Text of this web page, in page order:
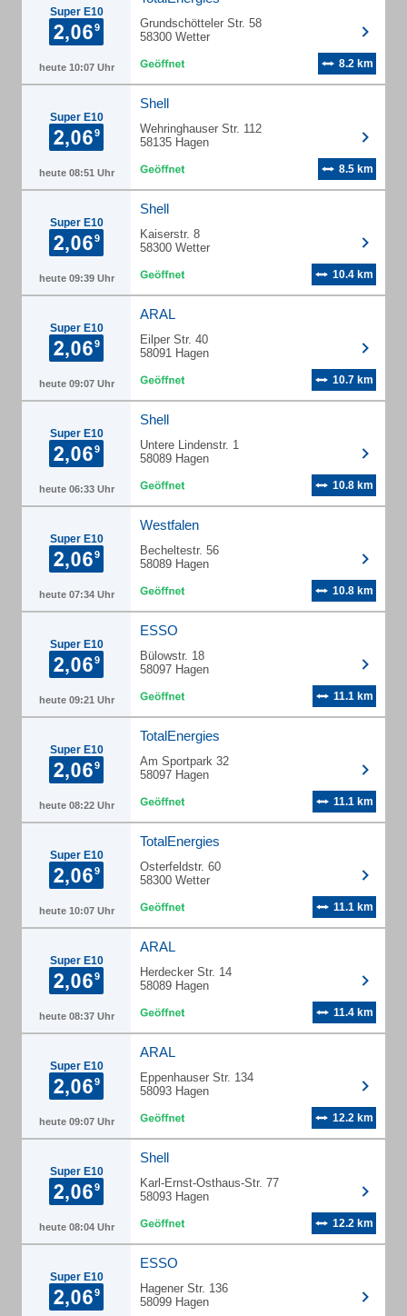
Super E10
heute 10:07 Uhr
Grundschötteler Str. 58
58300 Wetter
8.2 km
Super E10
heute 08:51 Uhr
Shell
Wehringhauser Str. 112
58135 Hagen
8.5 km
Super E10
heute 09:39 Uhr
Shell
Kaiserstr. 8
58300 Wetter
10.4 km
Super E10
heute 09:07 Uhr
ARAL
Eilper Str. 40
58091 Hagen
10.7 km
Super E10
heute 06:33 Uhr
Shell
Untere Lindenstr. 1
58089 Hagen
10.8 km
Super E10
heute 07:34 Uhr
Westfalen
Becheltestr. 56
58089 Hagen
10.8 km
Super E10
heute 09:21 Uhr
ESSO
Bülowstr. 18
58097 Hagen
11.1 km
Super E10
heute 08:22 Uhr
TotalEnergies
Am Sportpark 32
58097 Hagen
11.1 km
Super E10
heute 10:07 Uhr
TotalEnergies
Osterfeldstr. 60
58300 Wetter
11.1 km
Super E10
heute 08:37 Uhr
ARAL
Herdecker Str. 14
58089 Hagen
11.4 km
Super E10
heute 09:07 Uhr
ARAL
Eppenhauser Str. 134
58093 Hagen
12.2 km
Super E10
heute 08:04 Uhr
Shell
Karl-Ernst-Osthaus-Str. 77
58093 Hagen
12.2 km
Super E10
ESSO
Hagener Str. 136
58099 Hagen